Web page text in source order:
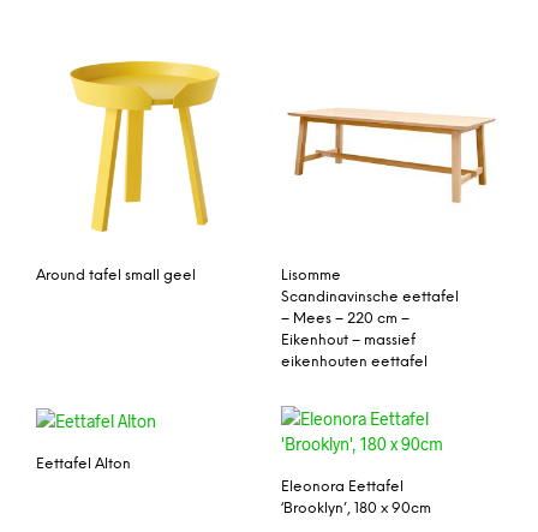
Around tafel small geel
Lisomme
Scandinavinsche eettafel
– Mees – 220 cm –
Eikenhout – massief
eikenhouten eettafel
Eettafel Alton
Eleonora Eettafel
‘Brooklyn’, 180 x 90cm